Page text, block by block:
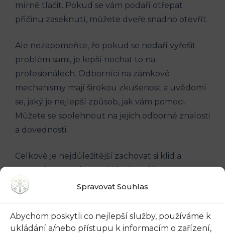
Spravovat Souhlas
Abychom poskytli co nejlepší služby, používáme k
ukládání a/nebo přístupu k informacím o zařízení,
mírně tlačit. Pokud se vám podaří otřepat
příčinu zaseknutí, můžete dveře snadno otevřít.
Ale nezapomeňte, že pokud se nedaří vyřešit
problém sami, je lepší nechat to na
profesionálech. Odborníci na zámkové
mechanismy mají širokou zkušenost a uvědomí
se, jaký je nejlepší způsob, jak vám pomoci.
Můžete se spolehnout na jejich odborné znalosti
a dovednosti.
Celkově je nejdůležitější zachovat si klid a
nespěchat. Mnoho problémů se dá vyřešit s
trochou trpělivosti a snahou. Ale pokud se
zavolejte profesionála. Můžete se spolehnout, že
vám pomohou znovu získat kontrolu nad vašimi